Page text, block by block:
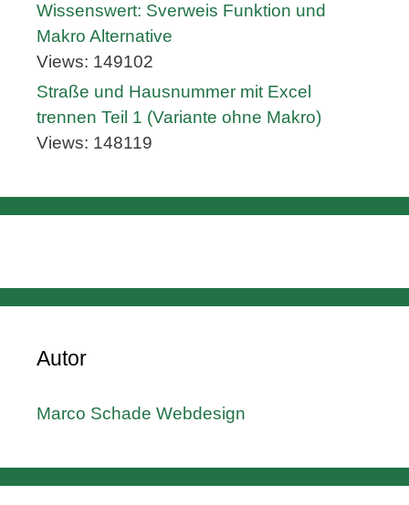
Wissenswert: Sverweis Funktion und
Makro Alternative
Views: 149102
Straße und Hausnummer mit Excel
trennen Teil 1 (Variante ohne Makro)
Views: 148119
Autor
Marco Schade Webdesign